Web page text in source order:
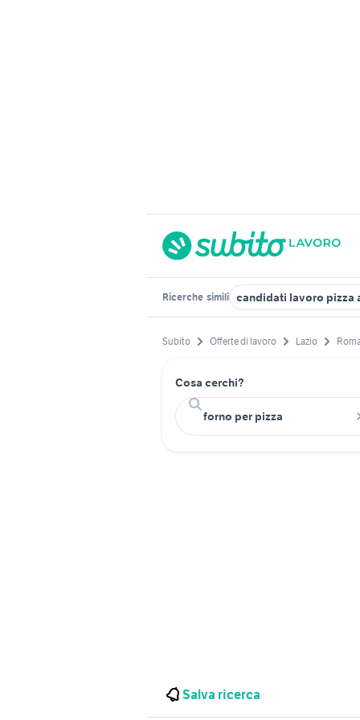
Ricerche simili candidati lavoro pizza
Subito Offerte di lavoro Lazio
Cosa cerchi?
Salva ricerca